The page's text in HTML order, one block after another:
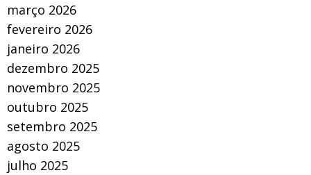
março 2026
fevereiro 2026
janeiro 2026
dezembro 2025
novembro 2025
outubro 2025
setembro 2025
agosto 2025
julho 2025